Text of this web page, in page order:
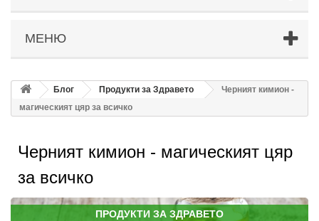
МЕНЮ
Блог Продукти за Здравето
Черният кимион -
магическият цяр за всичко
Черният кимион - магическият цяр
за всичко
ПРОДУКТИ ЗА ЗДРАВЕТО